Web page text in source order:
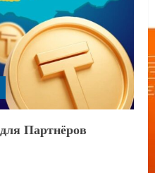
Партнёров